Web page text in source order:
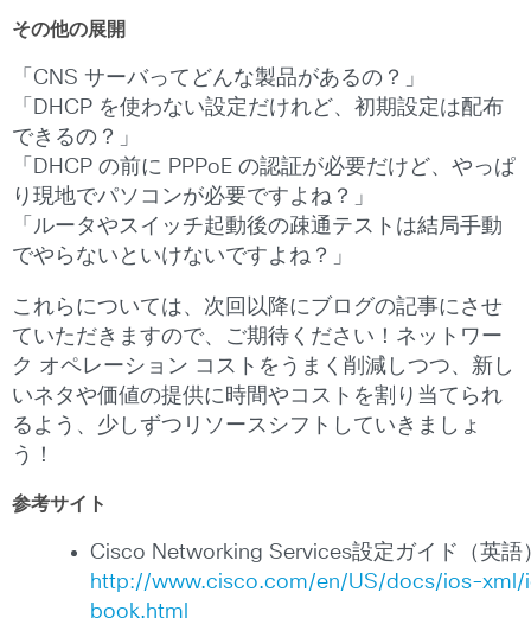
その他の展開
「CNS サーバってどんな製品があるの？」
「DHCP を使わない設定だけれど、初期設定は配布
できるの？」
「DHCP の前に PPPoE の認証が必要だけど、やっぱ
り現地でパソコンが必要ですよね？」
「ルータやスイッチ起動後の疎通テストは結局手動
でやらないといけないですよね？」
これらについては、次回以降にブログの記事にさせ
ていただきますので、ご期待ください！ネットワー
ク オペレーション コストをうまく削減しつつ、新し
いネタや価値の提供に時間やコストを割り当てられ
るよう、少しずつリソースシフトしていきましょ
う！
参考サイト
Cisco Networking Services設定ガイド（英語
http://www.cisco.com/en/US/docs/ios-
book.html